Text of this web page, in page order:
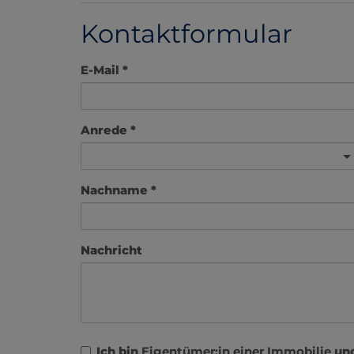
Kontaktformular
E-Mail
Anrede
Nachname
Nachricht